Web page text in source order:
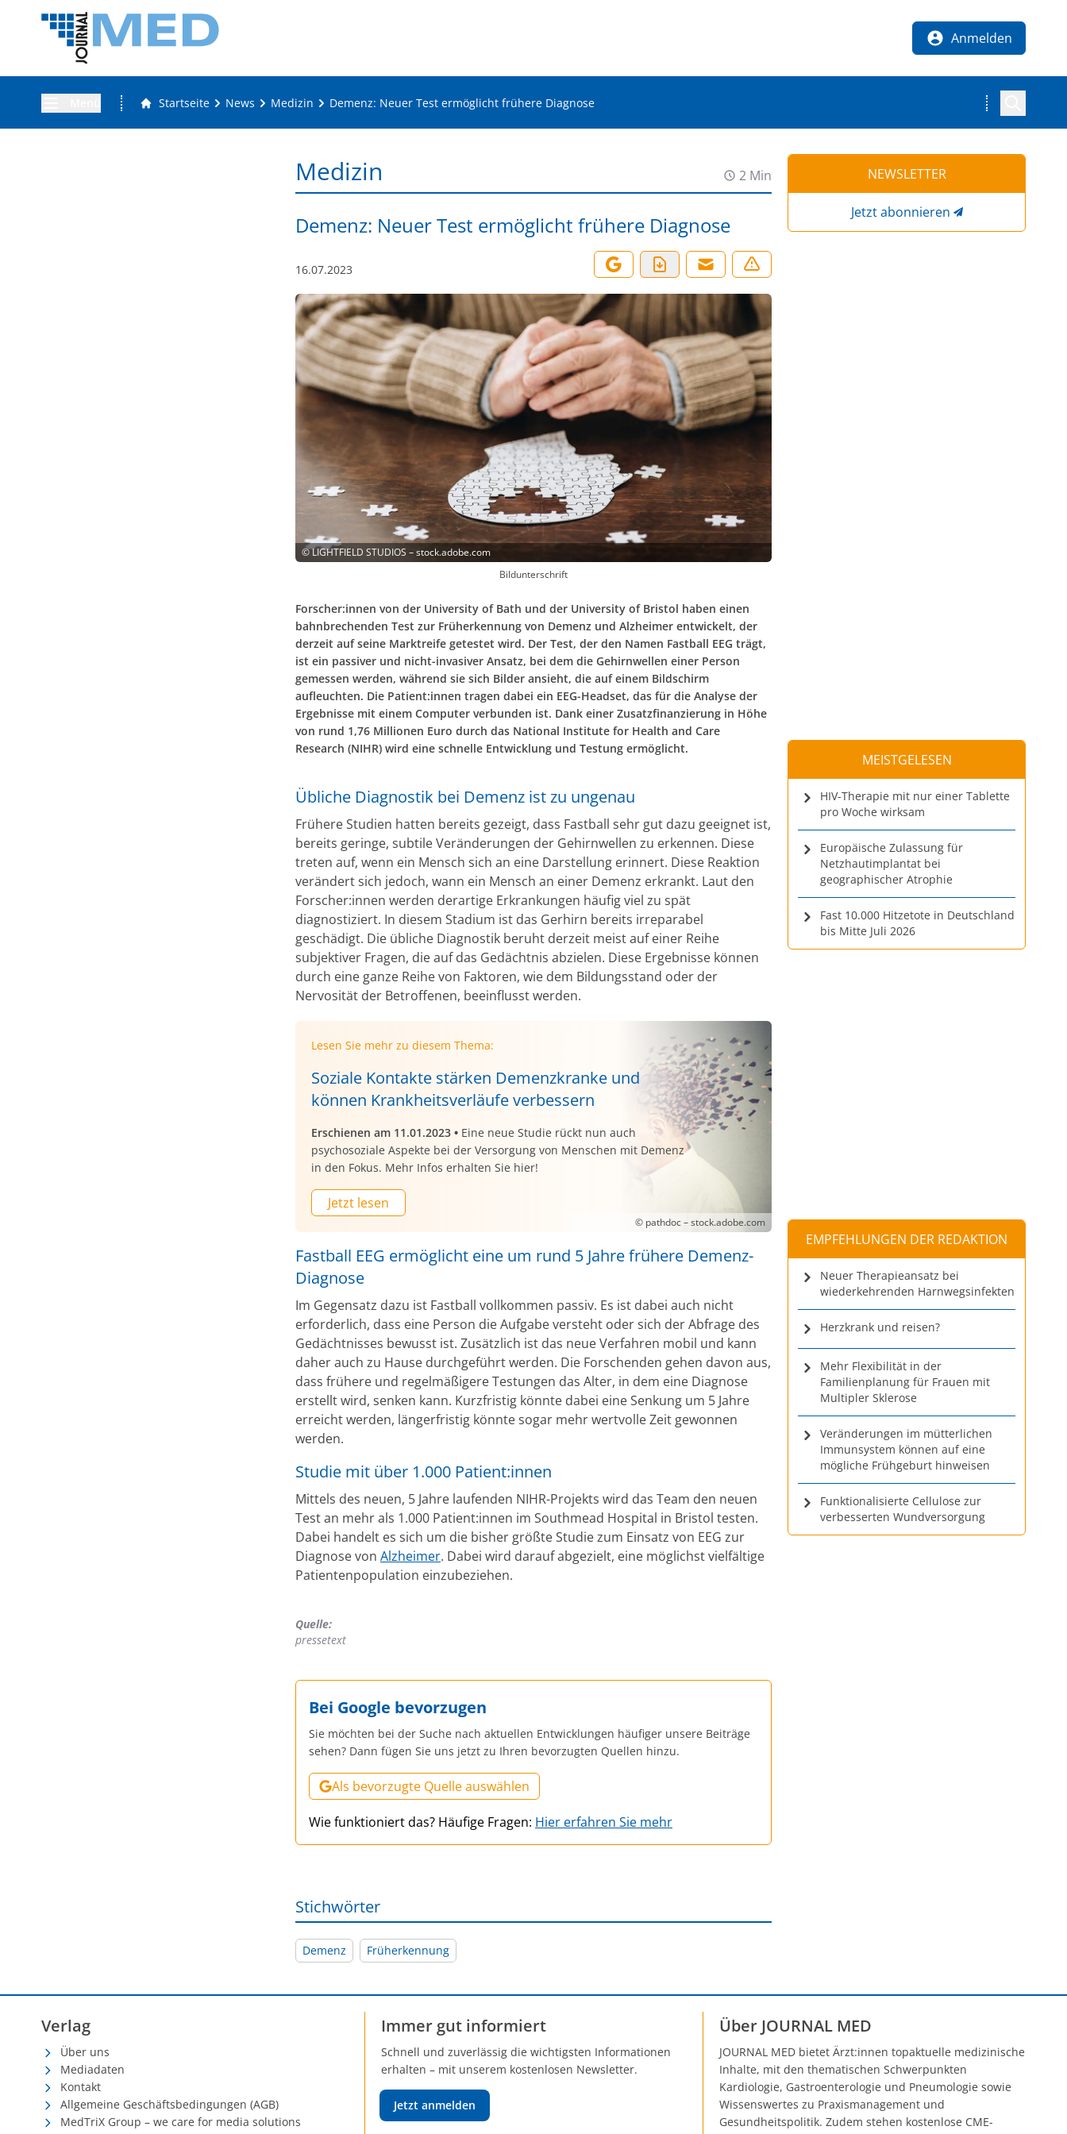
Anmelden
Startseite News Medizin Demenz: Neuer Test ermöglicht frühere Diagnose
Medizin 2 Min
Demenz: Neuer Test ermöglicht frühere Diagnose
16.07.2023
©LIGHTFIELD STUDIOS – stock.adobe.com
Bildunterschrift
Forscher:innen von der University of Bath und der University of Bristol haben einen
bahnbrechenden Test zur Früherkennung von Demenz und Alzheimer entwickelt, der
derzeit auf seine Marktreife getestet wird. Der Test, der den Namen Fastball EEG trägt,
ist ein passiver und nicht-invasiver Ansatz, bei dem die Gehirnwellen einer Person
gemessen werden, während sie sich Bilder ansieht, die auf einem Bildschirm
aufleuchten. Die Patient:innen tragen dabei ein EEG-Headset, das für die Analyse der
Ergebnisse mit einem Computer verbunden ist. Dank einer Zusatzfinanzierung in Höhe
von rund 1,76 Millionen Euro durch das National Institute for Health and Care
Research (NIHR) wird eine schnelle Entwicklung und Testung ermöglicht.
Übliche Diagnostik bei Demenz ist zu ungenau
Frühere Studien hatten bereits gezeigt, dass Fastball sehr gut dazu geeignet ist,
bereits geringe, subtile Veränderungen der Gehirnwellen zu erkennen. Diese
treten auf, wenn ein Mensch sich an eine Darstellung erinnert. Diese Reaktion
verändert sich jedoch, wann ein Mensch an einer Demenz erkrankt. Laut den
Forscher:innen werden derartige Erkrankungen häufig viel zu spät
diagnostiziert. In diesem Stadium ist das Gerhirn bereits irreparabel
geschädigt. Die übliche Diagnostik beruht derzeit meist auf einer Reihe
subjektiver Fragen, die auf das Gedächtnis abzielen. Diese Ergebnisse können
durch eine ganze Reihe von Faktoren, wie dem Bildungsstand oder der
Nervosität der Betroffenen, beeinflusst werden.
Lesen Sie mehr zu diesem Thema:
Soziale Kontakte stärken Demenzkranke und
können Krankheitsverläufe verbessern
Erschienen am 11.01.2023 • Eine neue Studie rückt nun auch
psychosoziale Aspekte bei der Versorgung von Menschen mit Demenz
in den Fokus. Mehr Infos erhalten Sie hier!
Jetzt lesen
© pathdoc – stock.adobe.com
Fastball EEG ermöglicht eine um rund 5 Jahre frühere Demenz-
Diagnose
Im Gegensatz dazu ist Fastball vollkommen passiv. Es ist dabei auch nicht
erforderlich, dass eine Person die Aufgabe versteht oder sich der Abfrage des
Gedächtnisses bewusst ist. Zusätzlich ist das neue Verfahren mobil und kann
daher auch zu Hause durchgeführt werden. Die Forschenden gehen davon aus,
dass frühere und regelmäßigere Testungen das Alter, in dem eine Diagnose
erstellt wird, senken kann. Kurzfristig könnte dabei eine Senkung um 5 Jahre
erreicht werden, längerfristig könnte sogar mehr wertvolle Zeit gewonnen
werden.
Studie mit über 1.000 Patient:innen
Mittels des neuen, 5 Jahre laufenden NIHR-Projekts wird das Team den neuen
Test an mehr als 1.000 Patient:innen im Southmead Hospital in Bristol testen.
Dabei handelt es sich um die bisher größte Studie zum Einsatz von EEG zur
Diagnose von Alzheimer. Dabei wird darauf abgezielt, eine möglichst vielfältige
Patientenpopulation einzubeziehen.
Quelle:
pressetext
Bei Google bevorzugen
Sie möchten bei der Suche nach aktuellen Entwicklungen häufiger unsere Beiträge
sehen? Dann fügen Sie uns jetzt zu Ihren bevorzugten Quellen hinzu.
Als bevorzugte Quelle auswählen
Wie funktioniert das? Häufige Fragen: Hier erfahren Sie mehr
Stichwörter
Demenz Früherkennung
NEWSLETTER
Jetzt abonnieren
MEISTGELESEN
HIV-Therapie mit nur einer Tablette
pro Woche wirksam
Europäische Zulassung für
Netzhautimplantat bei
geographischer Atrophie
Fast 10.000 Hitzetote in Deutschland
bis Mitte Juli 2026
EMPFEHLUNGEN DER REDAKTION
Neuer Therapieansatz bei
wiederkehrenden Harnwegsinfekten
Herzkrank und reisen?
Mehr Flexibilität in der
Familienplanung für Frauen mit
Multipler Sklerose
Veränderungen im mütterlichen
Immunsystem können auf eine
mögliche Frühgeburt hinweisen
Funktionalisierte Cellulose zur
verbesserten Wundversorgung
Verlag
Über uns
Mediadaten
Kontakt
Allgemeine Geschäftsbedingungen (AGB)
MedTriX Group – we care for media solutions
Immer gut informiert
Schnell und zuverlässig die wichtigsten Informationen
erhalten – mit unserem kostenlosen Newsletter.
Jetzt anmelden
Über JOURNAL MED
JOURNAL MED bietet Ärzt:innen topaktuelle medizinische
Inhalte, mit den thematischen Schwerpunkten
Kardiologie, Gastroenterologie und Pneumologie sowie
Wissenswertes zu Praxismanagement und
Gesundheitspolitik. Zudem stehen kostenlose CME-